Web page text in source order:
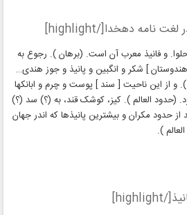
و فانیذ معرب آن است. (برهان ). رجوع به
هندوستان ] شکر و انگبین و پانیذ و جوز هندی…
و از این ناحیت [ سند ] پوست و چرم و ابانکها
(حدود العالم ). کیز، کوشک قند، به (؟) سد (؟)
حدود مکران و بیشترین پانیذها که اندر جهان
).